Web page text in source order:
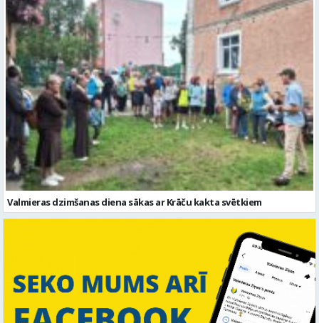
Valmieras dzimšanas diena sākas ar Krāču kakta svētkiem